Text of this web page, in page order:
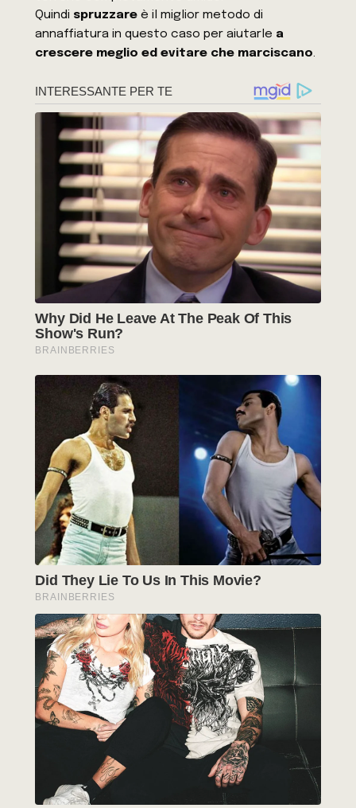
Quindi spruzzare è il migliormetodo di
annaffiatura in questo caso per aiutarle a
crescere meglio ed evitare che marciscano.